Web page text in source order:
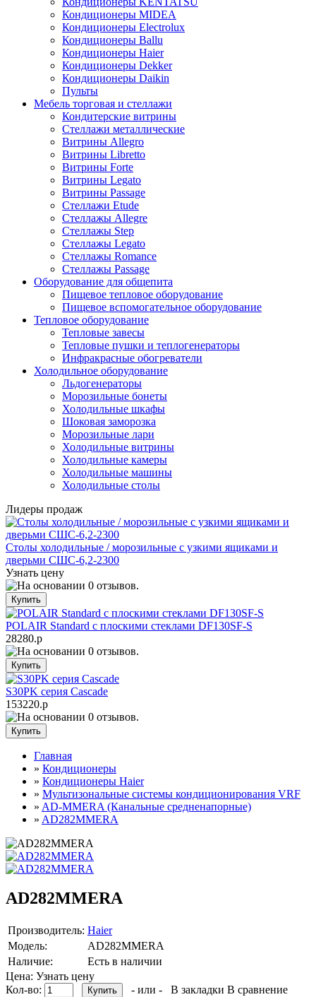
Кондиционеры MIDEA
Кондиционеры Electrolux
Кондиционеры Ballu
Кондиционеры Haier
Кондиционеры Dekker
Кондиционеры Daikin
Пульты
Мебель торговая и стеллажи
Кондитерские витрины
Стеллажи металлические
Витрины Allegro
Витрины Libretto
Витрины Forte
Витрины Legato
Витрины Passage
Стеллажи Etude
Стеллажы Allegre
Стеллажы Step
Стеллажы Legato
Стеллажы Romance
Стеллажы Passage
Оборудование для общепита
Пищевое тепловое оборудование
Пищевое вспомогательное оборудование
Тепловое оборудование
Тепловые завесы
Тепловые пушки и теплогенераторы
Инфракрасные обогреватели
Холодильное оборудование
Льдогенераторы
Морозильные бонеты
Холодильные шкафы
Шоковая заморозка
Морозильные лари
Холодильные витрины
Холодильные камеры
Холодильные машины
Холодильные столы
Лидеры продаж
Столы холодильные / морозильные с узкими ящиками и
дверьми СШС-6,2-2300
Узнать цену
POLAIR Standard с плоскими стеклами DF130SF-S
28280.р
S30PK серия Cascade
153220.р
Главная
» Кондиционеры
» Кондиционеры Haier
» Мультизональные системы кондиционирования VRF
» AD-MMERA (Канальные средненапорные)
» AD282MMERA
AD282MMERA
Производитель: Haier
Модель:
AD282MMERA
Наличие:
Есть в наличии
Цена: Узнать цену
Кол-во:
- или - В закладки В сравнение